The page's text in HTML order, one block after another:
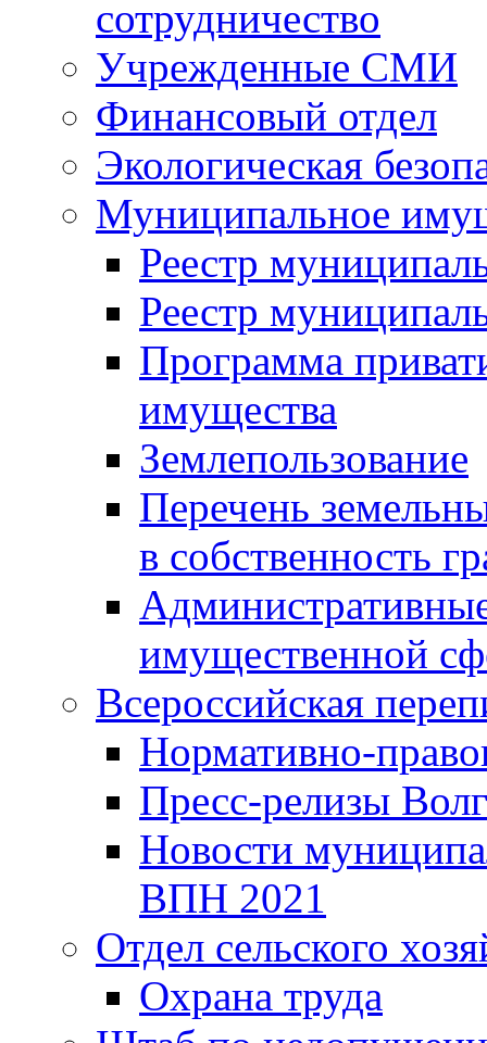
сотрудничество
Учрежденные СМИ
Финансовый отдел
Экологическая
Муниципальное
Реестр
Реестр
Программа
имущества
Землепользование
Перечень
в собственность
имущественной
Всероссийская
Нормативно-
Пресс-релизы
Новости
ВПН 2021
Отдел сельского
Охрана труда